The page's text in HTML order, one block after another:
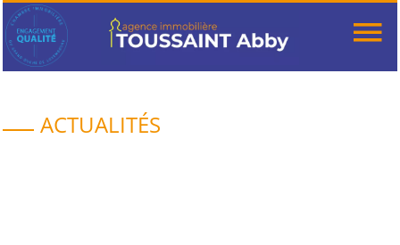
ACTUALITÉS